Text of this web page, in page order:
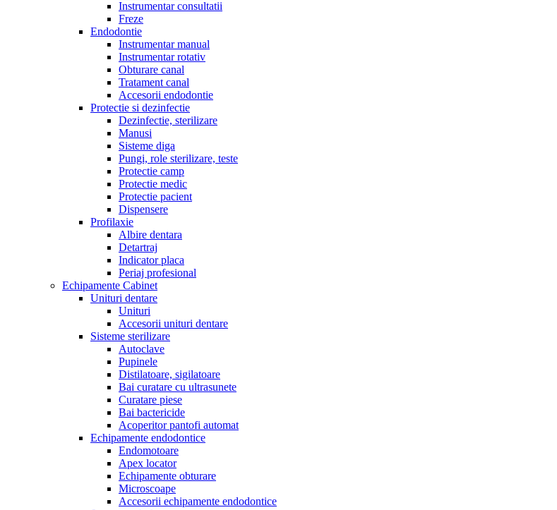
Instrumentar consultatii
Freze
Endodontie
Instrumentar manual
Instrumentar rotativ
Obturare canal
Tratament canal
Accesorii endodontie
Protectie si dezinfectie
Dezinfectie, sterilizare
Manusi
Sisteme diga
Pungi, role sterilizare, teste
Protectie camp
Protectie medic
Protectie pacient
Dispensere
Profilaxie
Albire dentara
Detartraj
Indicator placa
Periaj profesional
Echipamente Cabinet
Unituri dentare
Unituri
Accesorii unituri dentare
Sisteme sterilizare
Autoclave
Pupinele
Distilatoare, sigilatoare
Bai curatare cu ultrasunete
Curatare piese
Bai bactericide
Acoperitor pantofi automat
Echipamente endodontice
Endomotoare
Apex locator
Echipamente obturare
Microscoape
Accesorii echipamente endodontice